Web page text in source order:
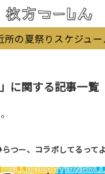
所の夏祭りスケジュ
に関する記事一覧
らつー、コラボしてるって